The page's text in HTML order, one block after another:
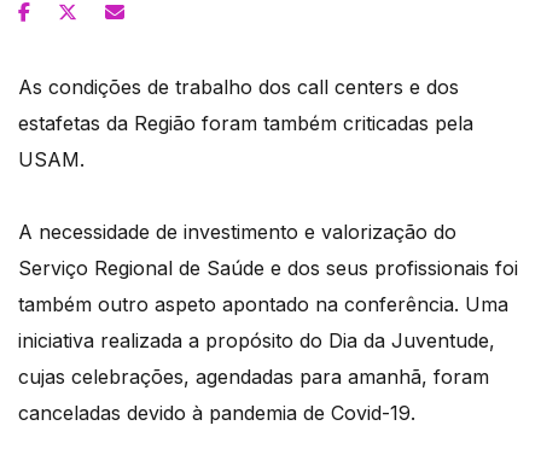
As condições de trabalho dos call centers e dos
estafetas da Região foram também criticadas pela
USAM.
A necessidade de investimento e valorização do
Serviço Regional de Saúde e dos seus profissionais foi
também outro aspeto apontado na conferência. Uma
iniciativa realizada a propósito do Dia da Juventude,
cujas celebrações, agendadas para amanhã, foram
canceladas devido à pandemia de Covid-19.